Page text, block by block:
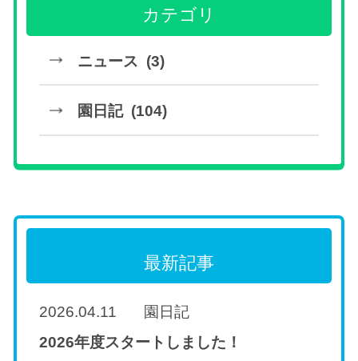
カテゴリ
ニュース (3)
園日記 (104)
最新記事
2026.04.11
園日記
2026年度スタートしました！